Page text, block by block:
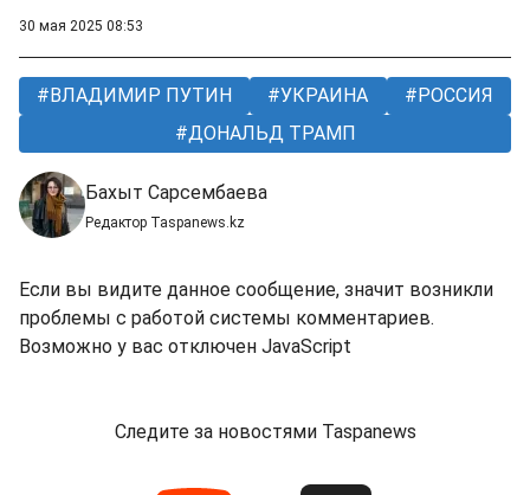
30 мая 2025 08:53
ВЛАДИМИР ПУТИН УКРАИНА
РОССИЯ
ДОНАЛЬД ТРАМП
Бахыт Сарсембаева
Редактор Taspanews.kz
Если вы видите данное сообщение, значит возникли
проблемы с работой системы комментариев.
Возможно у вас отключен JavaScript
Следите за новостями Taspanews